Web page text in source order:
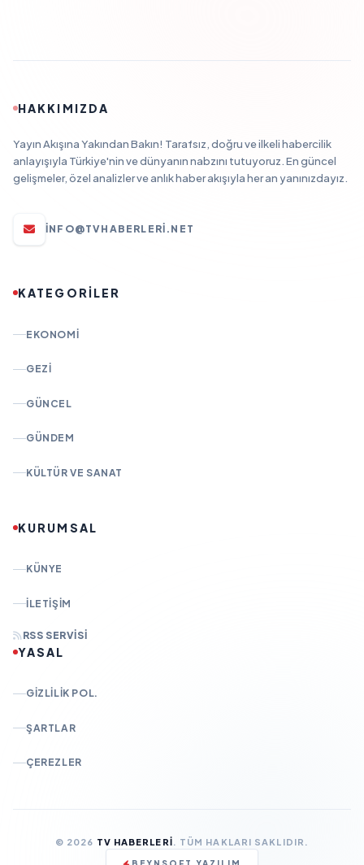
HAKKIMIZDA
Yayın Akışına Yakından Bakın! Tarafsız, doğru ve ilkeli habercilik
anlayışıyla Türkiye'nin ve dünyanın nabzını tutuyoruz. En güncel
gelişmeler, özel analizler ve anlık haber akışıyla her an yanınızdayız.
INFO@TVHABERLERI.NET
KATEGORİLER
EKONOMI
GEZI
GÜNCEL
GÜNDEM
KÜLTÜR VE SANAT
KURUMSAL
KÜNYE
İLETIŞIM
RSS SERVISI
YASAL
GIZLILIK POL.
ŞARTLAR
ÇEREZLER
© 2026 TV HABERLERI. TÜM HAKLARI SAKLIDIR.